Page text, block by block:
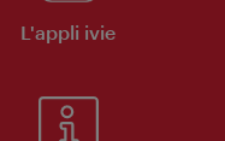
L'appli ivie